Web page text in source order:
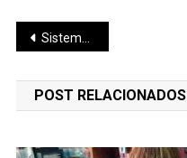
Navegação
de
Post
Sistema Faemg Senar lança novos cursos
POST RELACIONADOS